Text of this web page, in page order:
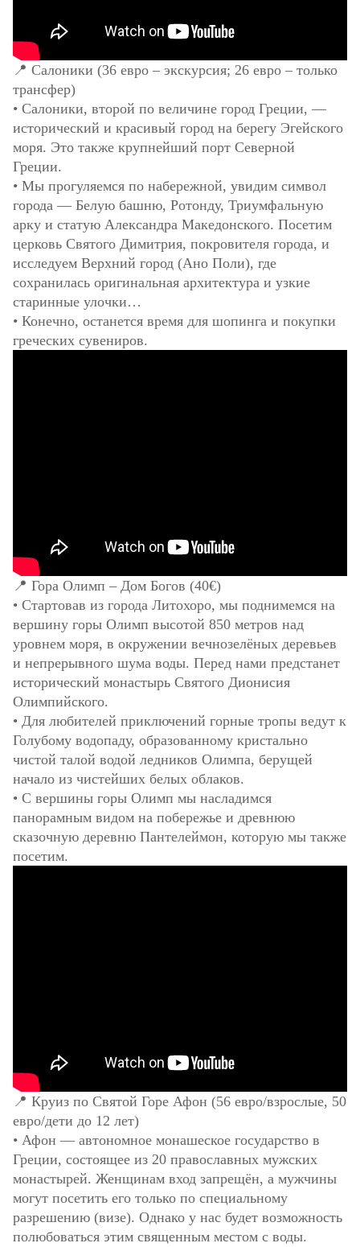
📍 Салоники (36 евро – экскурсия; 26 евро – только
трансфер)
• Салоники, второй по величине город Греции, —
исторический и красивый город на берегу Эгейского
моря. Это также крупнейший порт Северной
Греции.
• Мы прогуляемся по набережной, увидим символ
города — Белую башню, Ротонду, Триумфальную
арку и статую Александра Македонского. Посетим
церковь Святого Димитрия, покровителя города, и
исследуем Верхний город (Ано Поли), где
сохранилась оригинальная архитектура и узкие
старинные улочки…
• Конечно, останется время для шопинга и покупки
греческих сувениров.
📍 Гора Олимп – Дом Богов (40€)
• Стартовав из города Литохоро, мы поднимемся на
вершину горы Олимп высотой 850 метров над
уровнем моря, в окружении вечнозелёных деревьев
и непрерывного шума воды. Перед нами предстанет
исторический монастырь Святого Дионисия
Олимпийского.
• Для любителей приключений горные тропы ведут к
Голубому водопаду, образованному кристально
чистой талой водой ледников Олимпа, берущей
начало из чистейших белых облаков.
• С вершины горы Олимп мы насладимся
панорамным видом на побережье и древнюю
сказочную деревню Пантелеймон, которую мы также
посетим.
📍 Круиз по Святой Горе Афон (56 евро/взрослые, 50
евро/дети до 12 лет)
• Афон — автономное монашеское государство в
Греции, состоящее из 20 православных мужских
монастырей. Женщинам вход запрещён, а мужчины
могут посетить его только по специальному
разрешению (визе). Однако у нас будет возможность
полюбоваться этим священным местом с воды.